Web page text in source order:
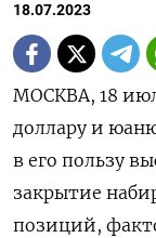
18.07.2023
МОСКВА, 18
доллару и
в его пользу
закрытие
позиций,